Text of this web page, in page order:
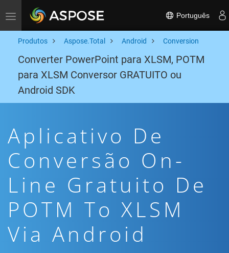
Toggle navigation Português
Produtos Aspose.Total Android Conversion
Converter PowerPoint para XLSM, POTM
para XLSM Conversor GRATUITO ou
Android SDK
Aplicativo De
Conversão On-
Line Gratuito De
POTM To XLSM
Via Android